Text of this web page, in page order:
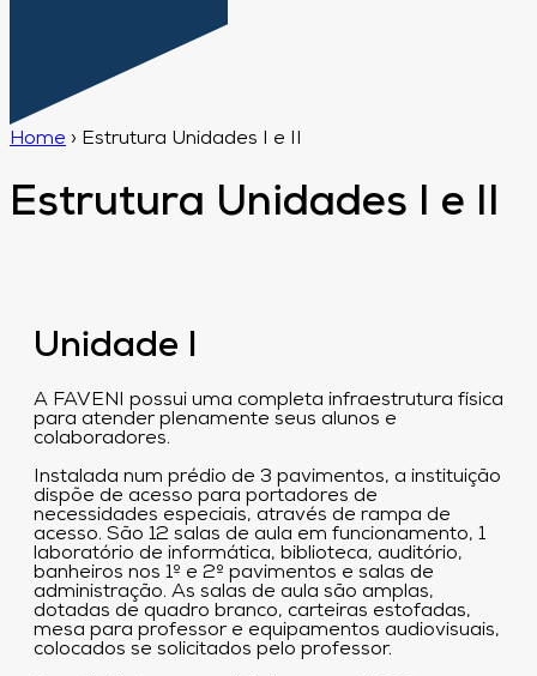
Home › Estrutura Unidades I e II
Estrutura Unidades I e II
Unidade I
A FAVENI possui uma completa infraestrutura física
para atender plenamente seus alunos e
colaboradores.
Instalada num prédio de 3 pavimentos, a instituição
dispõe de acesso para portadores de
necessidades especiais, através de rampa de
acesso. São 12 salas de aula em funcionamento, 1
laboratório de informática, biblioteca, auditório,
banheiros nos 1º e 2º pavimentos e salas de
administração. As salas de aula são amplas,
dotadas de quadro branco, carteiras estofadas,
mesa para professor e equipamentos audiovisuais,
colocados se solicitados pelo professor.